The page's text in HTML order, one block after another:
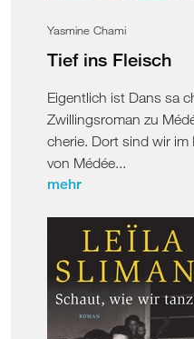
Yasmine Chami
Tief ins Fleisch
Eigentlich ist Dans sa
Zwillingsroman zu
cherie. Dort sind wir im
von Médée...
mehr